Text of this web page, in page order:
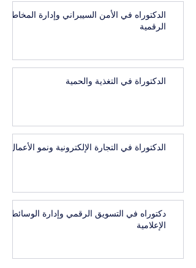
الدكتوراه في الأمن السيبراني وإدارة المخاطر
الرقمية
الدكتوراة في التغذية والحمية
الدكتوراة في التجارة الإلكترونية ونمو الأعمال
دكتوراه في التسويق الرقمي وإدارة الوسائط
الإعلامية